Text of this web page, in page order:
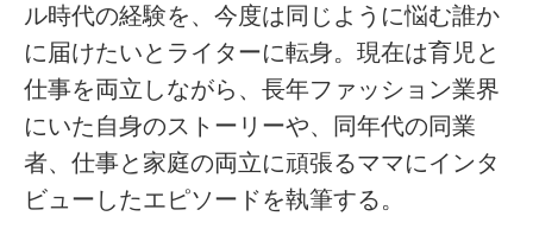
ル時代の経験を、今度は同じように悩む誰か
に届けたいとライターに転身。現在は育児と
仕事を両立しながら、長年ファッション業界
にいた自身のストーリーや、同年代の同業
者、仕事と家庭の両立に頑張るママにインタ
ビューしたエピソードを執筆する。